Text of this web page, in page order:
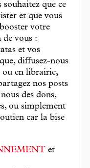
que ce
et que vous
votre
vous :
et vos
diffusez-nous
ou en librairie,
nos posts
des dons,
ou simplement
car la bise
et